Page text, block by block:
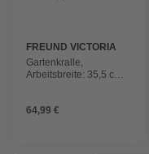
FREUND VICTORIA
Gartenkralle,
Arbeitsbreite: 35,5 cm,
64,99 €